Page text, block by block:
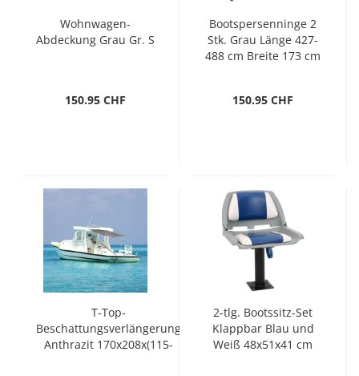
Wohnwagen-
Abdeckung Grau Gr. S
150.95 CHF
Bootspersenninge 2
Stk. Grau Länge 427-
488 cm Breite 173 cm
150.95 CHF
T-Top-
Beschattungsverlängerung
Anthrazit 170x208x(115-
2-tlg. Bootssitz-Set
Klappbar Blau und
Weiß 48x51x41 cm